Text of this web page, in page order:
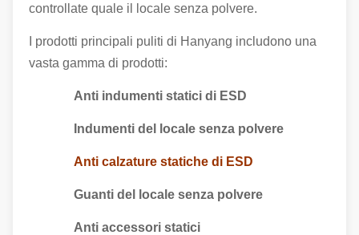
controllate quale il locale senza polvere.
I prodotti principali puliti di Hanyang includono una
vasta gamma di prodotti:
Anti indumenti statici di ESD
Indumenti del locale senza polvere
Anti calzature statiche di ESD
Guanti del locale senza polvere
Anti accessori statici